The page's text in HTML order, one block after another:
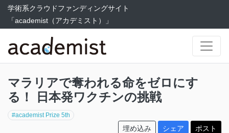
学術系クラウドファンディングサイト
「academist（アカデミスト）」
マラリアで奪われる命をゼロにす
る！ 日本発ワクチンの挑戦
#academist Prize 5th
埋め込み シェア ポスト